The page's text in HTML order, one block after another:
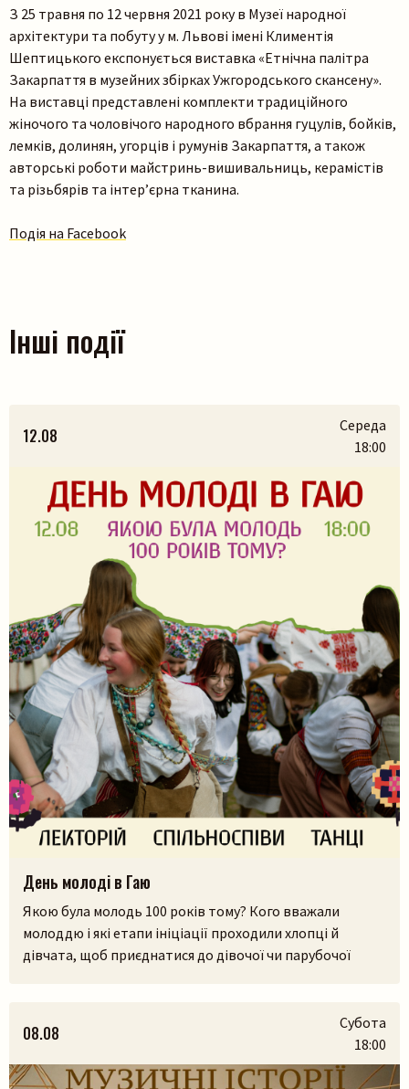
З 25 травня по 12 червня 2021 року в Музеї народної
архітектури та побуту у м. Львові імені Климентія
Шептицького експонується виставка «Етнічна палітра
Закарпаття в музейних збірках Ужгородського скансену».
На виставці представлені комплекти традиційного
жіночого та чоловічого народного вбрання гуцулів, бойків,
лемків, долинян, угорців і румунів Закарпаття, а також
авторські роботи майстринь-вишивальниць, керамістів
та різьбярів та інтер’єрна тканина.
Подія на Facebook
Інші події
12.08
Середа
18:00
День молоді в Гаю
Якою була молодь 100 років тому? Кого вважали
молоддю і які етапи ініціації проходили хлопці й
дівчата, щоб приєднатися до дівочої чи парубочої
дівоцтво і парубоцтво в українській традиції з
проєктом «Домів», […]
08.08
Субота
18:00